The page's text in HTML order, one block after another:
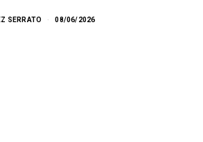
SERRATO 08/06/2026